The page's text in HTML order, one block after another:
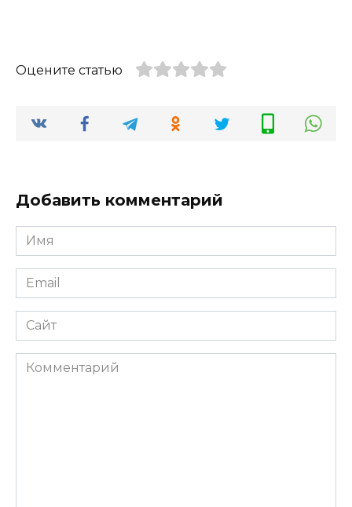
Оцените статью
Добавить комментарий
Имя
*
Email
*
Сайт
Комментарий